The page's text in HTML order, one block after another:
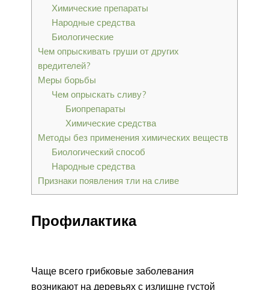
Химические препараты
Народные средства
Биологические
Чем опрыскивать груши от других
вредителей?
Меры борьбы
Чем опрыскать сливу?
Биопрепараты
Химические средства
Методы без применения химических веществ
Биологический способ
Народные средства
Признаки появления тли на сливе
Профилактика
Чаще всего грибковые заболевания
возникают на деревьях с излишне густой